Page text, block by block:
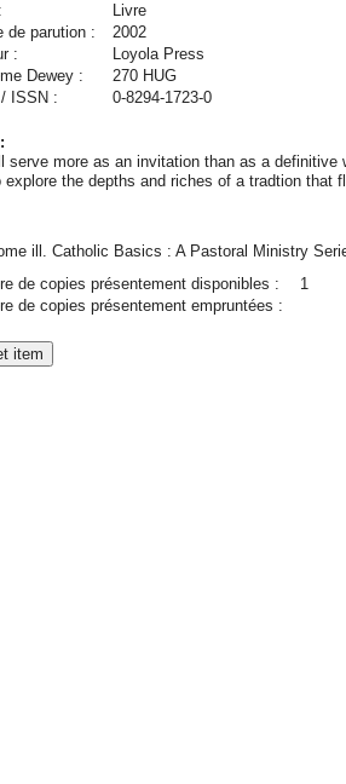
:
Livre
de parution :
2002
:
Loyola Press
Dewey :
270 HUG
/ ISSN :
0-8294-1723-0
serve more as an invitation than as a
explore the depths and riches of a tradtion that
ill. Catholic Basics : A Pastoral Ministry
de copies présentement disponibles :
1
de copies présentement empruntées :